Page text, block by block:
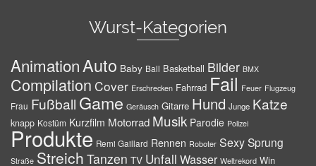
Wurst-Kategorien
AnimationAuto Baby Ball Basketball Bilder BMX
Compilation Cover Erschrecken Fahrrad Fail Feuer Flugzeug
Frau Fußball Game Geräusch Gitarre Hund Junge Katze
knapp Kostüm Kurzfilm Motorrad Musik Parodie Polizei
Produkte Remi Gaillard Rennen Roboter SexySprung
Straße Streich Tanzen TV Unfall Wasser Weltrekord Win